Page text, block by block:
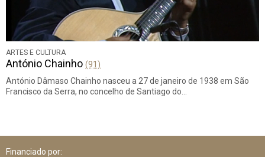
ARTES E CULTURA
António Chainho (91)
António Dâmaso Chainho nasceu a 27 de janeiro de 1938 em São
Francisco da Serra, no concelho de Santiago do…
Financiado por: